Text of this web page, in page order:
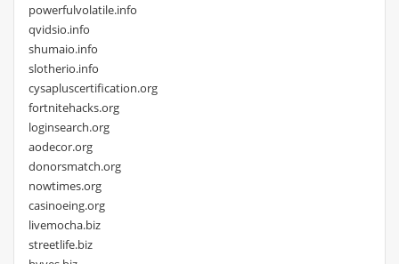
powerfulvolatile.info
qvidsio.info
shumaio.info
slotherio.info
cysapluscertification.org
fortnitehacks.org
loginsearch.org
aodecor.org
donorsmatch.org
nowtimes.org
casinoeing.org
livemocha.biz
streetlife.biz